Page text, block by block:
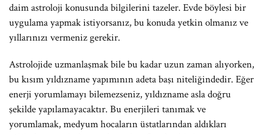
daim astroloji konusunda bilgilerini tazeler. Evde böylesi bir
uygulama yapmak istiyorsanız, bu konuda yetkin olmanız ve
yıllarınızı vermeniz gerekir.
Astrolojide uzmanlaşmak bile bu kadar uzun zaman alıyorken,
bu kısım yıldızname yapımının adeta başı niteliğindedir. Eğer
enerji yorumlamayı bilemezseniz, yıldızname asla doğru
şekilde yapılamayacaktır. Bu enerjileri tanımak ve
yorumlamak, medyum hocaların üstatlarından aldıkları